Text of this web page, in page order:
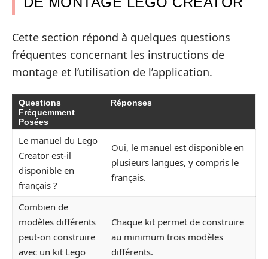
Cette section répond à quelques questions
fréquentes concernant les instructions de
montage et l’utilisation de l’application.
Questions
Fréquemment
Posées
Réponses
Le manuel du Lego
Creator est-il
disponible en
français ?
Oui, le manuel est disponible en
plusieurs langues, y compris le
français.
Combien de
modèles différents
peut-on construire
avec un kit Lego
Chaque kit permet de construire
au minimum trois modèles
différents.